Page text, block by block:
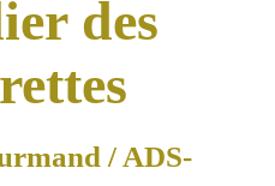
des
/ ADS-